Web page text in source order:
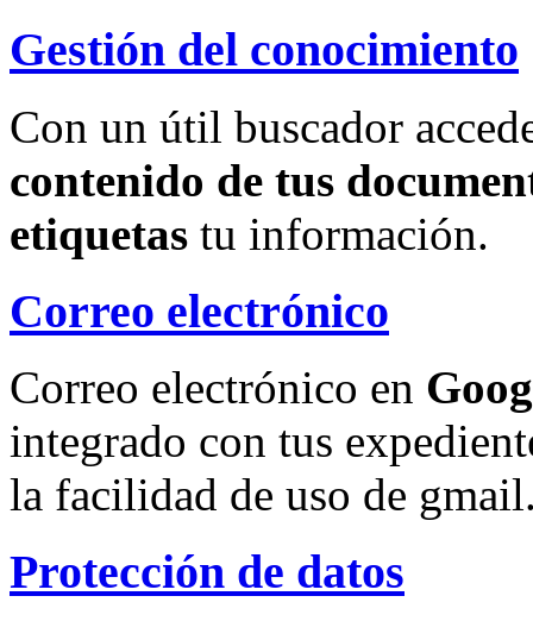
Gestión del conocimiento
Con un útil buscador
contenido de tus
etiquetas tu información.
Correo electrónico
Correo electrónico en
integrado con tus
la facilidad de uso de
Protección de datos